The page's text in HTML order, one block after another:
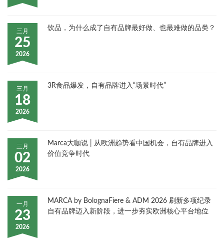
三月
25
2026
饮品，为什么成了自有品牌最好做、也最难做的品类？
三月
18
2026
3R食品爆发，自有品牌进入“场景时代”
三月
02
2026
Marca大咖说 | 从欧洲趋势看中国机会，自有品牌进入
价值竞争时代
一月
23
2026
MARCA by BolognaFiere & ADM 2026 刷新多项纪录
自有品牌迈入新阶段，进一步夯实欧洲核心平台地位